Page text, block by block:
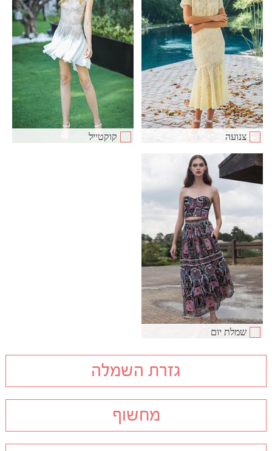
צנועה קוקטייל
שמלת יום
גזרת השמלה
מחשוף